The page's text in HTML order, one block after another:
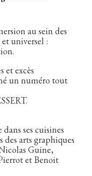
au sein des
universel :
et excès
un numéro tout
ses cuisines
des arts graphiques
Guine,
et Benoit